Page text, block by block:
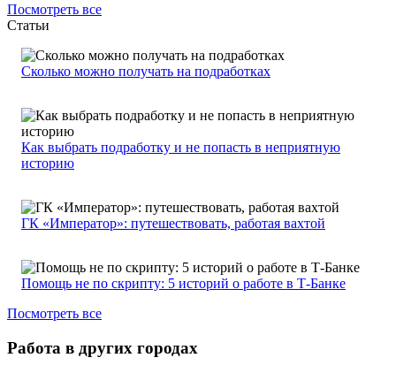
Посмотреть все
Статьи
Сколько можно получать на подработках
Как выбрать подработку и не попасть в неприятную
историю
ГК «Император»: путешествовать, работая вахтой
Помощь не по скрипту: 5 историй о работе в Т-Банке
Посмотреть все
Работа в других городах